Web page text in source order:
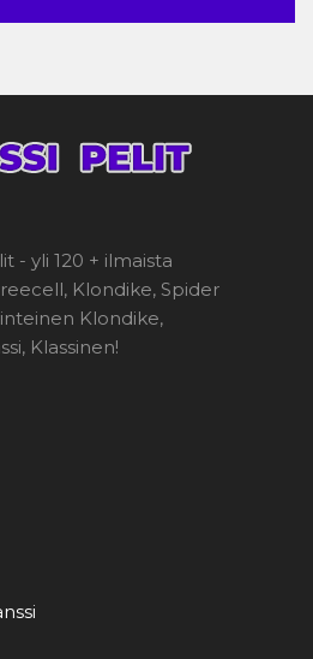
- yli 120 + ilmaista
Klondike, Spider
Klondike,
Klassinen!